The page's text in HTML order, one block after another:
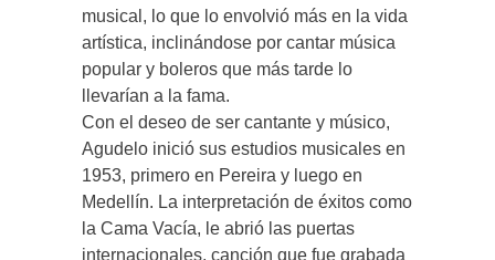
musical, lo que lo envolvió más en la vida
artística, inclinándose por cantar música
popular y boleros que más tarde lo
llevarían a la fama.
Con el deseo de ser cantante y músico,
Agudelo inició sus estudios musicales en
1953, primero en Pereira y luego en
Medellín. La interpretación de éxitos como
la Cama Vacía, le abrió las puertas
internacionales, canción que fue grabada